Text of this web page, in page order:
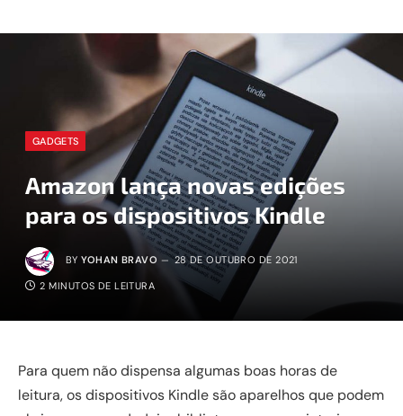
GADGETS
Amazon lança novas edições
para os dispositivos Kindle
BY YOHAN BRAVO 28 DE OUTUBRO DE 2021
2 MINUTOS DE LEITURA
Para quem não dispensa algumas boas horas de
leitura, os dispositivos Kindle são aparelhos que podem